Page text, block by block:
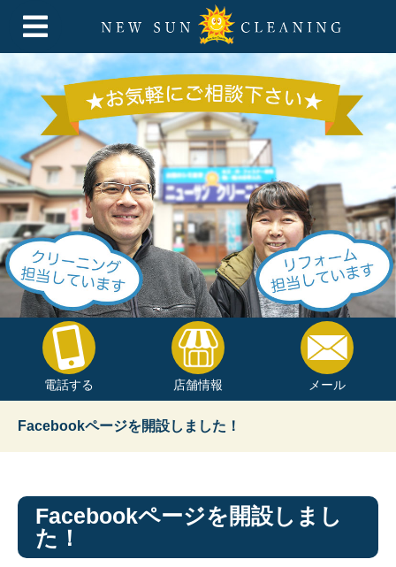
電話する 店舗情報 メール
Facebookページを開設しました！
Facebookページを開設しまし
た！